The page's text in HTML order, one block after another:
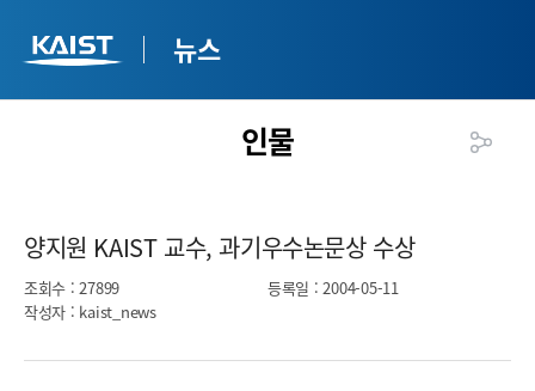
뉴스
인물
양지원 KAIST 교수, 과기우수논문상 수상​
조회수 : 27899 등록일 : 2004-05-11
작성자 : kaist_news